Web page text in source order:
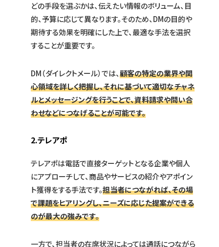
どの手段を選ぶかは、伝えたい情報のボリューム、目
的、予算に応じて異なります。そのため、DMの目的や
期待する効果を明確にした上で、最適な手法を選択
することが重要です。
DM（ダイレクトメール）では、顧客の特定の業界や関
心領域を詳しく把握し、それに基づいて適切なチャネ
ルとメッセージングを行うことで、資料請求や問い合
わせなどにつなげることが可能です。
2.テレアポ​​
テレアポは電話で直接ターゲットとなる企業や個人
にアプローチして、商品やサービスの紹介やアポイン
ト獲得をする手法です。担当者につながれば、その場
で課題をヒアリングし、ニーズに応じた提案ができる
のが最大の強みです。
一方で、担当者の在席状況によっては通話につながら